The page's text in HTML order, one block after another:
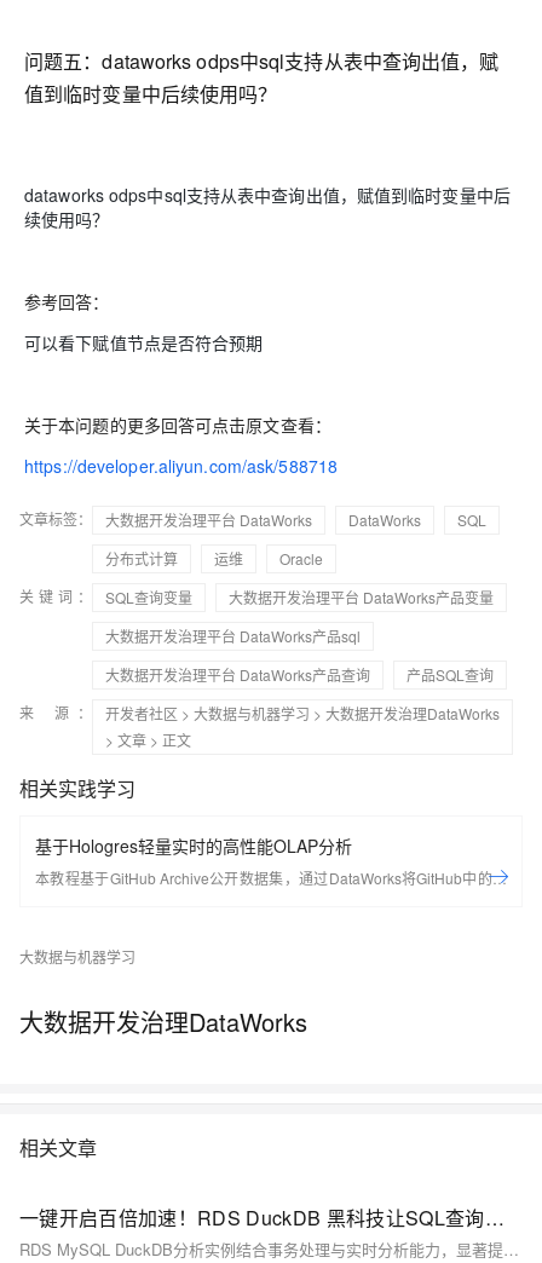
问题五：dataworks odps中sql支持从表中查询出值，赋
值到临时变量中后续使用吗？
dataworks odps中sql支持从表中查询出值，赋值到临时变量中后
续使用吗？
参考回答：
可以看下赋值节点是否符合预期
关于本问题的更多回答可点击原文查看：
https://developer.aliyun.com/ask/588718
文章标签： 大数据开发治理平台 DataWorks DataWorks
SQL
分布式计算
运维
Oracle
关键词：
SQL查询变量
大数据开发治理平台 DataWorks产品变量
大数据开发治理平台 DataWorks产品sql
大数据开发治理平台 DataWorks产品查询
产品SQL查询
来 源：
开发者社区 > 大数据与机器学习 > 大数据开发治理DataWorks
> 文章 > 正文
相关实践学习
基于Hologres轻量实时的高性能OLAP分析
本教程基于GitHub Archive公开数据集，通过DataWorks将GitHub中的项
语⾔等多个维度了解GitHub实时数据变化情况。
大数据与机器学习
大数据开发治理DataWorks
相关文章
一键开启百倍加速！RDS DuckDB 黑科技让SQL查询速度最高提升200倍
RDS MySQL DuckDB分析实例结合事务处理与实时分析能力，显著提升SQL查询性能，最高可达200倍，兼容MySQL语法，无需额外学习成本。